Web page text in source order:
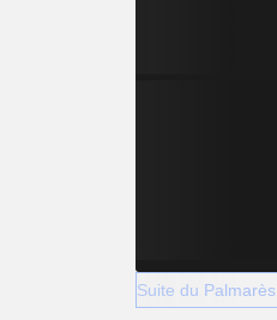
Suite du Palmarès